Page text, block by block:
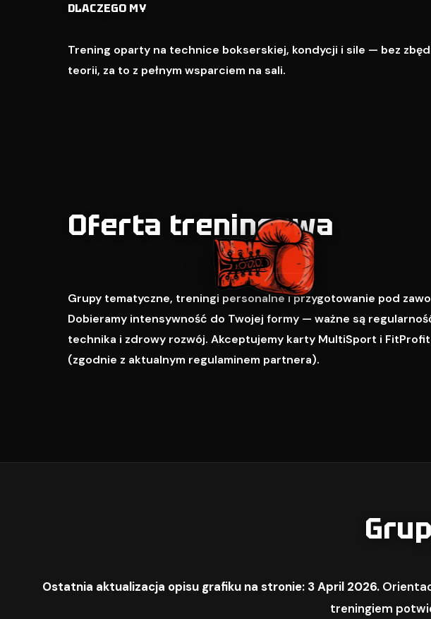
DLACZEGO MY
Trening oparty na technice bokserskiej, kondycji i sile — bez
teorii, za to z pełnym wsparciem na sali.
Oferta treningowa
Grupy tematyczne, treningi personalne i przygotowanie pod
Dobieramy intensywność do Twojej formy — ważne są
technika i zdrowy rozwój. Akceptujemy karty MultiSport i FitProfit
(zgodnie z aktualnym regulaminem partnera).
Ostatnia aktualizacja opisu grafiku na stronie: 3 April 2026.
treningiem